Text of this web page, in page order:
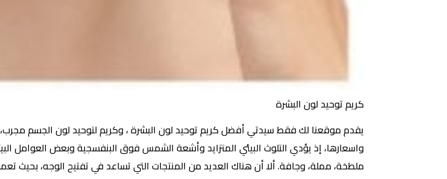
كريم توحيد لون البشرة
يقدم موقعنا لك فقط سيدتي أفضل كريم توحيد لون البشرة ، وكريم لتوحيد لون الجسم مجرب،
واسعارها، إذ يؤدي التلوث البيئي المتزايد وأشعة الشمس فوق البنفسجية وبعض العوامل
ملطخة، مملة، وجافة. ألا أن هناك العديد من المنتجات التي تساعد في تفتيح الوجه، بحيث